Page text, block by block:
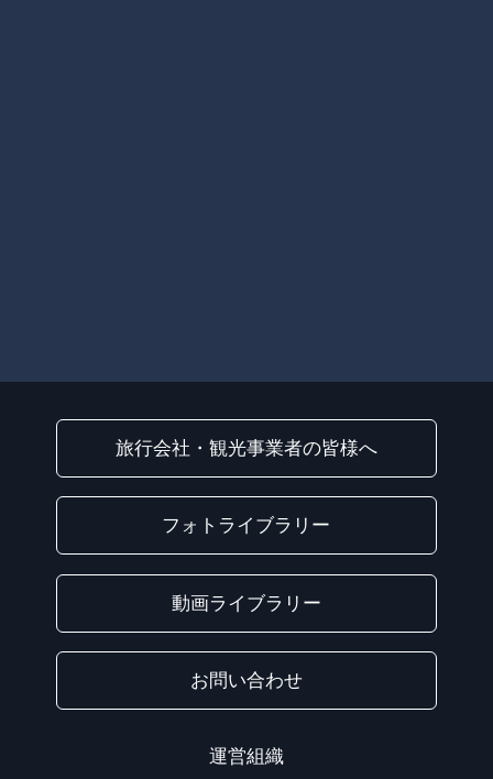
旅行会社・観光事業者の皆様へ
フォトライブラリー
動画ライブラリー
お問い合わせ
運営組織